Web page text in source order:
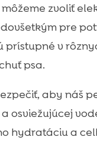
zvoliť
pre
prístupné v
psa.
aby náš
osviežujúcej
hydratáciu a